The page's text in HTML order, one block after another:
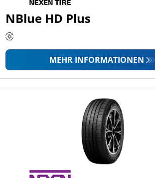
NBlue HD Plus
MEHR INFORMATIONEN